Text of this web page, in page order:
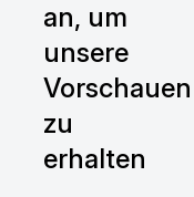
an, um
unsere
Vorschauen
zu
erhalten